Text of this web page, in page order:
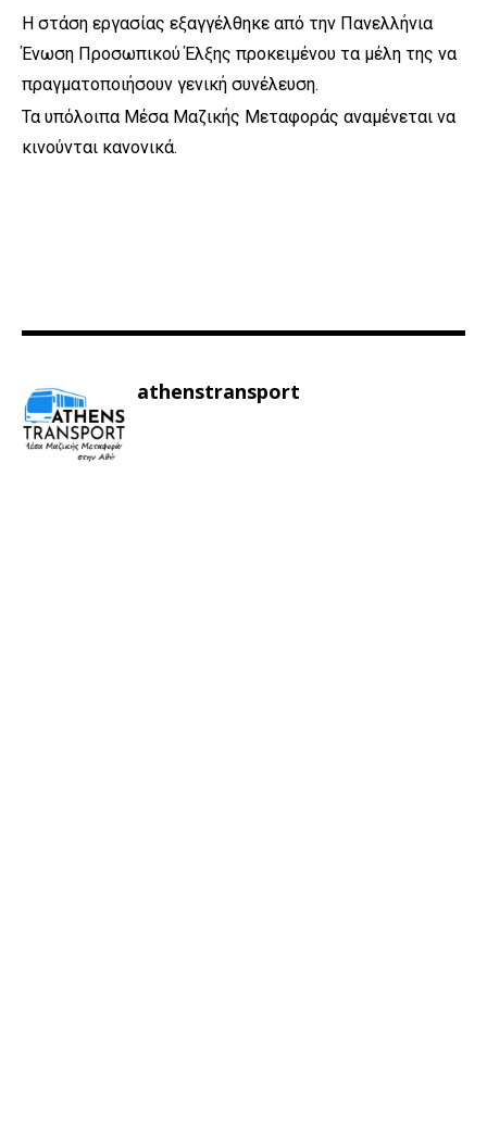
Η στάση εργασίας εξαγγέλθηκε από την Πανελλήνια
Ένωση Προσωπικού Έλξης προκειμένου τα μέλη της να
πραγματοποιήσουν γενική συνέλευση.
Τα υπόλοιπα Μέσα Μαζικής Μεταφοράς αναμένεται να
κινούνται κανονικά.
athenstransport